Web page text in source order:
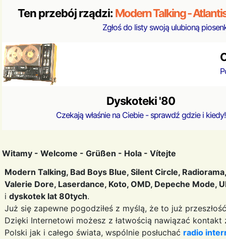
Ten przebój rządzi: Modern Talking -
Zgłoś do listy swoją ulubioną
Dyskoteki '80
Czekają właśnie na Ciebie - sprawdź gdzie i kiedy!
Witamy - Welcome - Grüßen - Hola - Vítejte
Modern Talking, Bad Boys Blue, Silent Circle,
Valerie Dore, Laserdance, Koto, OMD, Depeche Mode,
i dyskotek lat 80tych.
Już się zapewne pogodziłeś z myślą, że to już
Dzięki Internetowi możesz z łatwością nawiązać
Polski jak i całego świata, wspólnie posłuchać radio